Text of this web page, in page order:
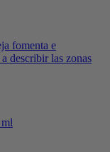
fomenta e
describir las zonas